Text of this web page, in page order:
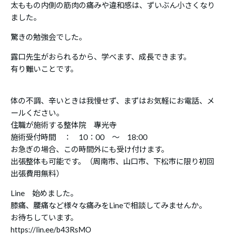
太ももの内側の筋肉の痛みや違和感は、ずいぶん小さくなり
ました。
驚きの勉強会でした。
露口先生がおられるから、学べます、成長できます。
有り難いことです。
体の不調、辛いときは我慢せず、まずはお気軽にお電話、メ
ールください。
住職が施術する整体院 專光寺
施術受付時間 ： 10：00 ～ 18:00
お急ぎの場合、この時間外にも受け付けます。
出張整体も可能です。（周南市、山口市、下松市に限り初回
出張費用無料）
Line 始めました。
膝痛、腰痛など様々な痛みをLineで相談してみませんか。
お待ちしています。
https://lin.ee/b43RsMO